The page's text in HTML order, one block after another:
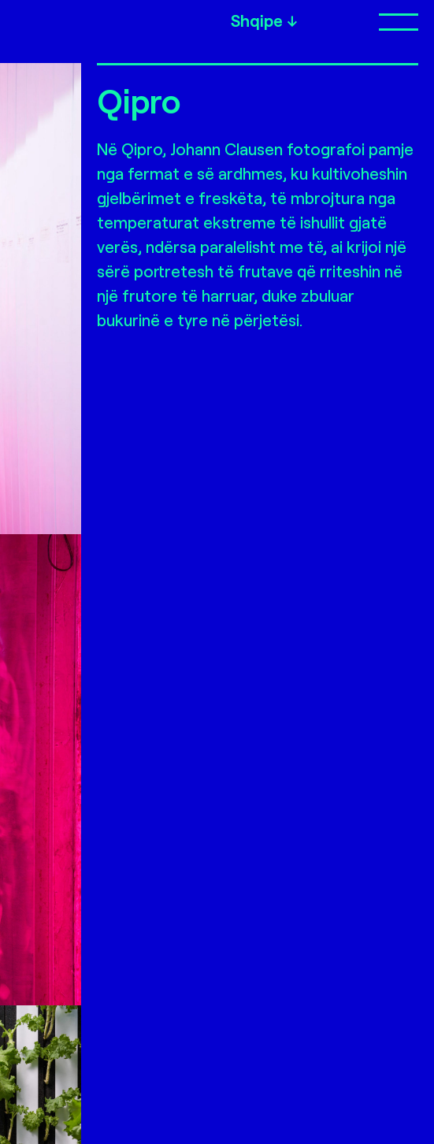
Shqipe
Qipro
Në Qipro, Johann Clausen fotografoi pamje
nga fermat e së ardhmes, ku kultivoheshin
gjelbërimet e freskëta, të mbrojtura nga
temperaturat ekstreme të ishullit gjatë
verës, ndërsa paralelisht me të, ai krijoi një
sërë portretesh të frutave që rriteshin në
një frutore të harruar, duke zbuluar
bukurinë e tyre në përjetësi.